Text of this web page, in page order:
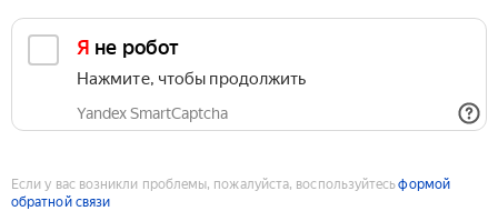
Я не робот
Нажмите, чтобы продолжить
Yandex SmartCaptcha
Если у вас возникли проблемы, пожалуйста, воспользуйтесьформой
обратной связи